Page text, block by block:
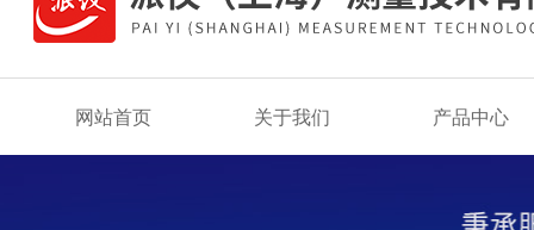
网站首页 关于我们 产品中心